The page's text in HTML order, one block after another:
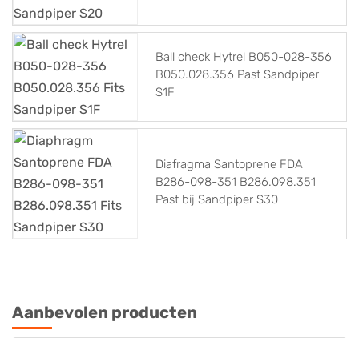
Ball check Hytrel B050-028-356
B050.028.356 Past Sandpiper
S1F
Diafragma Santoprene FDA
B286-098-351 B286.098.351
Past bij Sandpiper S30
Aanbevolen producten